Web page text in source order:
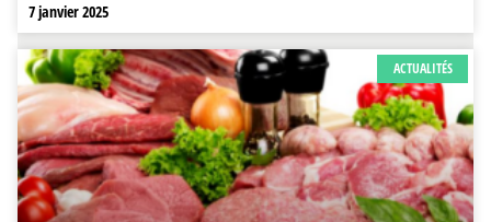
7 janvier 2025
ACTUALITÉS